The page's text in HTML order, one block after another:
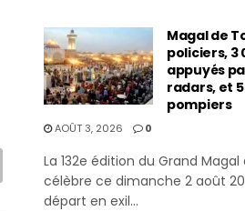
Magal de
policiers, 3
appuyés
radars, et
pompiers
AOÛT 3, 2026 0
La 132e édition du Grand
célèbre ce dimanche 2 août
départ en exil...